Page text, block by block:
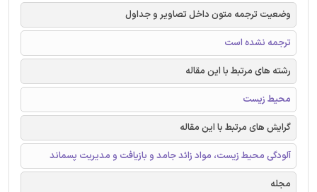
وضعیت ترجمه متون داخل تصاویر و جداول
ترجمه نشده است
رشته های مرتبط با این مقاله
محیط زیست
گرایش های مرتبط با این مقاله
آلودگی محیط زیست، مواد زائد جامد و بازیافت و مدیریت پسماند
مجله